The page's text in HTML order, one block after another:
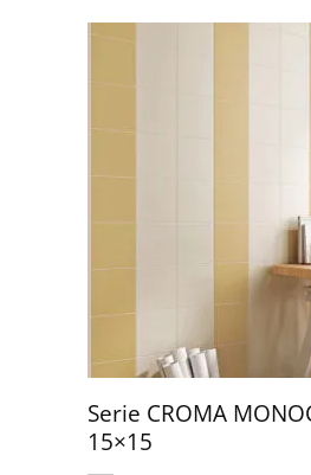
Serie CROMA
15×15